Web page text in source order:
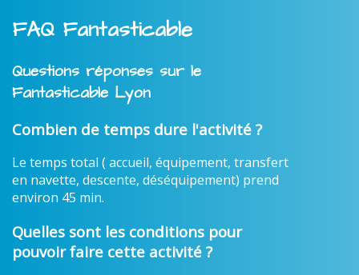
FAQ Fantasticable
Questions réponses sur le
Fantasticable Lyon
Combien de temps dure l'activité ?
Le temps total ( accueil, équipement, transfert
en navette, descente, déséquipement) prend
environ 45 min.
Quelles sont les conditions pour
pouvoir faire cette activité ?